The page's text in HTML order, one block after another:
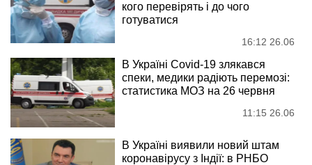
кого перевірять і до чого
готуватися
16:12 26.06
В Україні Covid-19 злякався
спеки, медики радіють перемозі:
статистика МОЗ на 26 червня
11:15 26.06
В Україні виявили новий штам
коронавірусу з Індії: в РНБО